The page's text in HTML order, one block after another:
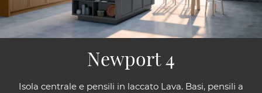
Isola centrale e pensili in laccato Lava. Basi, pensili a
Newport 4